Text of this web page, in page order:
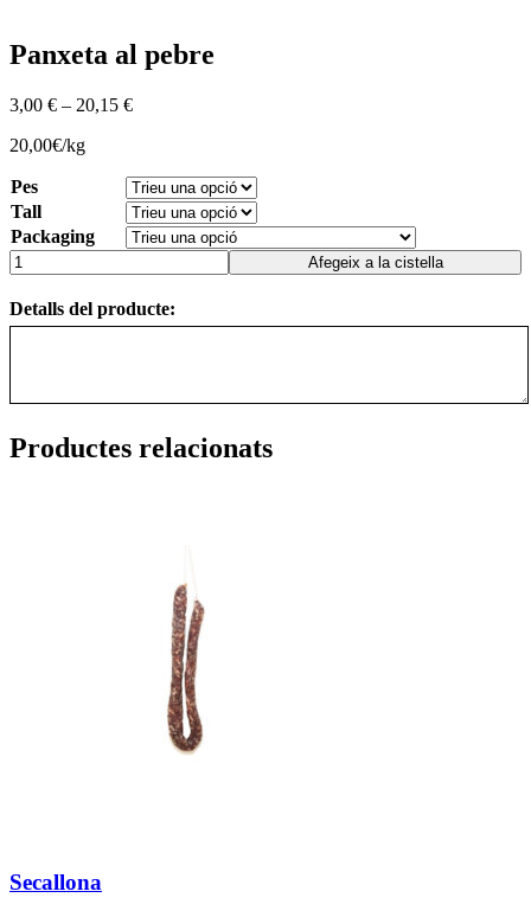
Panxeta al pebre
3,00 € – 20,15 €
20,00€/kg
Pes
Tall
Packaging
Afegeix a la cistella
Detalls del producte:
Productes relacionats
Secallona